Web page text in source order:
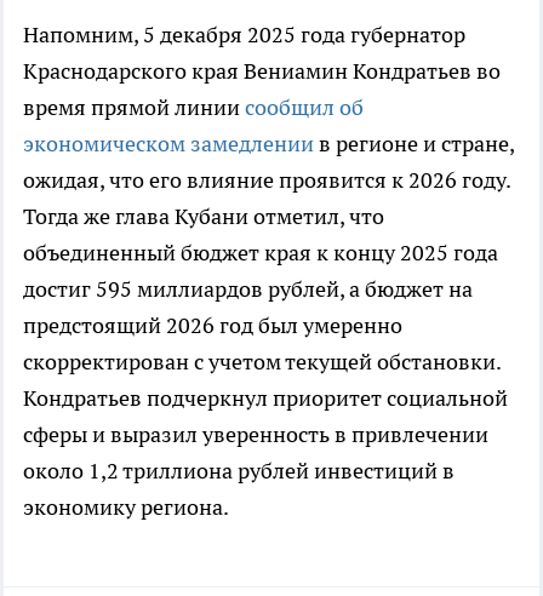
Напомним, 5 декабря 2025 года губернатор
Краснодарского края Вениамин Кондратьев во
время прямой линиисообщил об
экономическом замедлениив регионе и стране,
ожидая, что его влияние проявится к 2026 году.
Тогда же глава Кубани отметил, что
объединенный бюджет края к концу 2025 года
достиг 595 миллиардов рублей, а бюджет на
предстоящий 2026 год был умеренно
скорректирован с учетом текущей обстановки.
Кондратьев подчеркнул приоритет социальной
сферы и выразил уверенность в привлечении
около 1,2 триллиона рублей инвестиций в
экономику региона.